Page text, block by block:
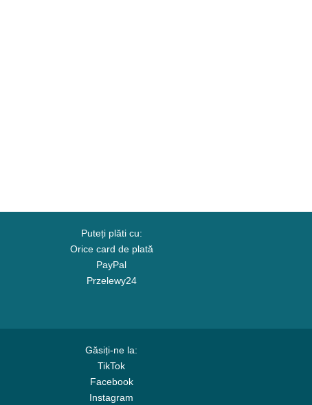
Puteți plăti cu:
Orice card de plată
PayPal
Przelewy24
Găsiți-ne la:
TikTok
Facebook
Instagram